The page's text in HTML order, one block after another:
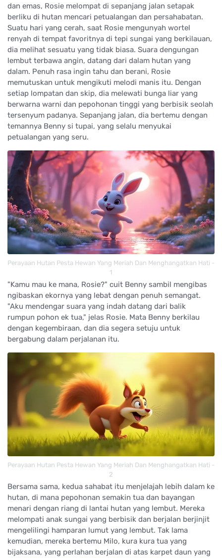
dan emas, Rosie melompat di sepanjang jalan setapak
berliku di hutan mencari petualangan dan persahabatan.
Suatu hari yang cerah, saat Rosie mengunyah wortel
renyah di tempat favoritnya di tepi sungai yang berkilauan,
dia melihat sesuatu yang tidak biasa. Suara dengungan
lembut terbawa angin, datang dari dalam hutan yang
dalam. Penuh rasa ingin tahu dan berani, Rosie
memutuskan untuk mengikuti melodi manis itu. Dengan
setiap lompatan dan skip, dia melewati bunga liar yang
berwarna warni dan pepohonan tinggi yang berbisik seolah
tersenyum padanya. Sepanjang jalan, dia bertemu dengan
temannya Benny si tupai, yang selalu menyukai
petualangan yang seru.
Perayaan Hutan Pesta Hewan Yang Meriah Dan Menghangatkan Hati -
1
"Kamu mau ke mana, Rosie?" cuit Benny sambil mengibas
ngibaskan ekornya yang lebat dengan penuh semangat.
"Aku mendengar suara yang indah datang dari balik
rumpun pohon ek tua," jelas Rosie. Mata Benny berkilau
dengan kegembiraan, dan dia segera setuju untuk
bergabung dalam perjalanan itu.
Perayaan Hutan Pesta Hewan Yang Meriah Dan Menghangatkan Hati -
2
Bersama sama, kedua sahabat itu menjelajah lebih dalam ke
hutan, di mana pepohonan semakin tua dan bayangan
menari dengan riang di lantai hutan yang lembut. Mereka
melompati anak sungai yang berbisik dan berjalan berjinjit
mengelilingi hamparan lumut yang lembut. Tak lama
kemudian, mereka bertemu Milo, kura kura tua yang
bijaksana, yang perlahan berjalan di atas karpet daun yang